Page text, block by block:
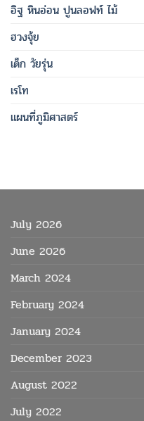
อิฐ หินอ่อน ปูนลอฟท์ ไม้
ฮวงจุ้ย
เด็ก วัยรุ่น
เรโท
แผนที่ภูมิศาสตร์
July 2026
June 2026
March 2024
February 2024
January 2024
December 2023
August 2022
July 2022